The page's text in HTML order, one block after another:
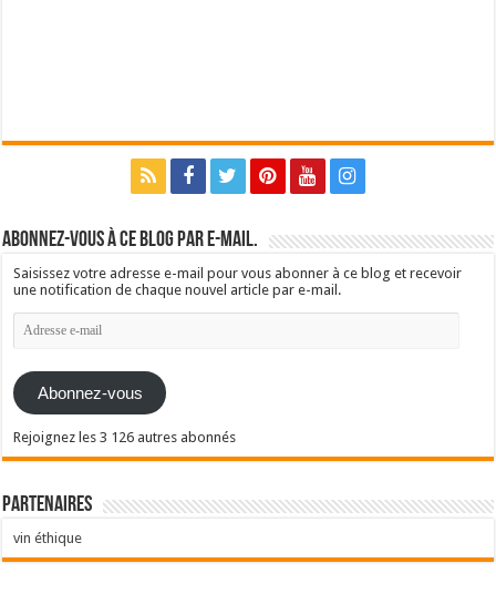
Abonnez-vous à ce blog par e-mail.
Saisissez votre adresse e-mail pour vous abonner à ce blog et recevoir
une notification de chaque nouvel article par e-mail.
Adresse
e-
Abonnez-vous
Rejoignez les 3 126 autres abonnés
Partenaires
vin éthique